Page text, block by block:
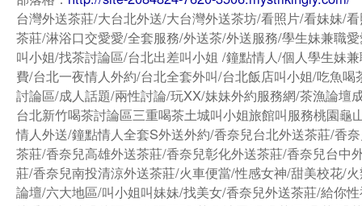
台灣外送茶莊/大台北外送/大台灣外送茶坊/看照片/看妹妹/
茶莊/淋浴口交愛愛/全套服務/外送茶/外送服務/學生妹兼職
叫小姐/找茶討論區/台北出差叫小姐 /鐘點情人/個人學生妹
費/台北一夜情人外約/台北全套外叫/台北飯店叫小姐/吃魚喝
討論區/成人話題/兩性討論/玩XX/妹妹外約服務網/茶漁論壇
台北新竹喝茶討論區三重喝茶土城叫小姐旅館叫服務桃園龜
情人外送/鐘點情人全套S外送外約/香奈兒台北外送茶莊/香
茶莊/香奈兒高雄外送茶莊/香奈兒彰化外送茶莊/香奈兒台中
莊/香奈兒南投清涼外送茶莊/火車便當/性感女神/甜美校花/
論壇/六大地區/叫小姐叫妹妹/找美女/香奈兒外送茶莊/給你